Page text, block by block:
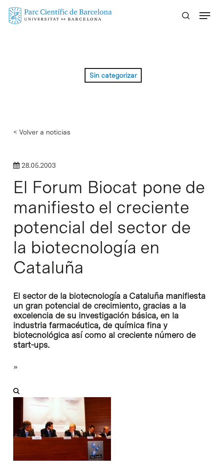
Skip
Sin categorizar
< Volver a noticias
28.05.2003
El Forum Biocat pone de
manifiesto el creciente
potencial del sector de
la biotecnología en
Cataluña
El sector de la biotecnología a Cataluña manifiesta
un gran potencial de crecimiento, gracias a la
excelencia de su investigación básica, en la
industria farmacéutica, de química fina y
biotecnológica así como al creciente número de
start-ups.
»